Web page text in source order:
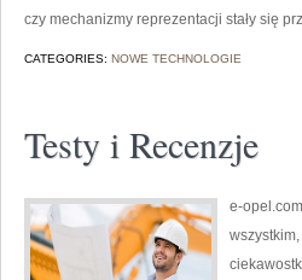
czy mechanizmy reprezentacji stały się
CATEGORIES: NOWE TECHNOLOGIE
Testy i Recenzje
e-